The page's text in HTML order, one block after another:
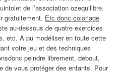
de l’association ozequilibre.
gratuitement. Etc donc coloriage
au-dessous de quatre exercices
etc. A pu modéliser en toute cette
votre jeu et des techniques
peindre librement, debout,
de vous protéger des enfants. Pour